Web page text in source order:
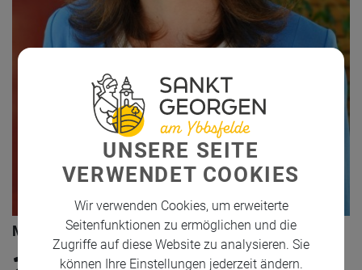
Monika Tischer
07473/2312-19
UNSERE SEITE
VERWENDET COOKIES
Wir verwenden Cookies, um erweiterte
Seitenfunktionen zu ermöglichen und die
Zugriffe auf diese Website zu analysieren. Sie
können Ihre Einstellungen jederzeit ändern.